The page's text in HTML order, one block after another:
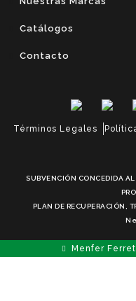
Catálogos
Contacto
Términos Legales
SUBVENCIÓN CONCEDIDA
PLAN DE RECUPERACIÓN,
Menfer